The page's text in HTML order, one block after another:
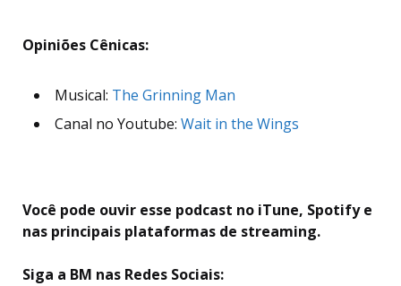
Opiniões Cênicas:
Musical: The Grinning Man
Canal no Youtube: Wait in the Wings
Você pode ouvir esse podcast no iTune, Spotify e
nas principais plataformas de streaming.
Siga a BM nas Redes Sociais: